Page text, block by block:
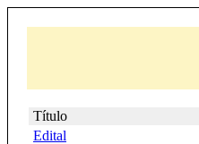
Título
Edital